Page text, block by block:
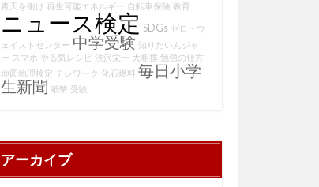
青天を衝け 再生可能エネルギー 自転車保険 教育
ニュース検定 SDGs ゼロ・ウ
ェイストセンター 中学受験 知りたいんジャ
ー スマホ やる気レシピ 渋沢栄一 大相撲 勉強の仕方
地図地理検定 テレワーク 化石燃料 毎日小学
生新聞 紙幣 受験
アーカイブ